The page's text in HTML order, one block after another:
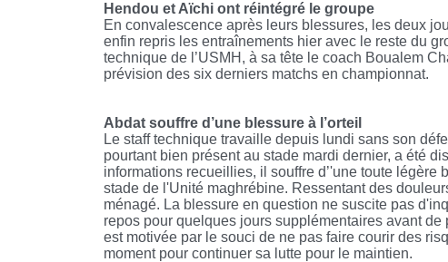
Hendou et Aïchi ont réintégré le groupe
En convalescence après leurs blessures, les deux
enfin repris les entraînements hier avec le reste du
technique de l’USMH, à sa tête le coach Boualem
prévision des six derniers matchs en championnat.
Abdat souffre d’une blessure à l’orteil
Le staff technique travaille depuis lundi sans son
pourtant bien présent au stade mardi dernier, a été
informations recueillies, il souffre d’'une toute légère
stade de l'Unité maghrébine. Ressentant des
ménagé. La blessure en question ne suscite pas
repos pour quelques jours supplémentaires avant
est motivée par le souci de ne pas faire courir des
moment pour continuer sa lutte pour le maintien.